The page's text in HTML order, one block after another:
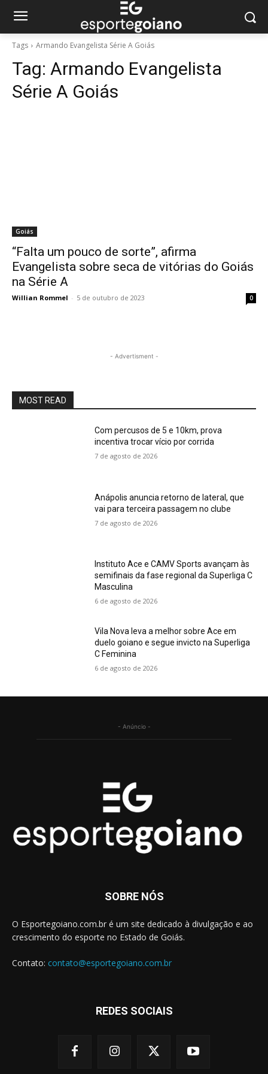
Tags Armando Evangelista Série A Goiás
Tag: Armando Evangelista
Série A Goiás
Goiás
“Falta um pouco de sorte”, afirma
Evangelista sobre seca de vitórias do Goiás
na Série A
Willian Rommel - 5 de outubro de 2023 0
- Advertisment -
MOST READ
Com percusos de 5 e 10km, prova
incentiva trocar vício por corrida
7 de agosto de 2026
Anápolis anuncia retorno de lateral, que
vai para terceira passagem no clube
7 de agosto de 2026
Instituto Ace e CAMV Sports avançam às
semifinais da fase regional da Superliga C
Masculina
6 de agosto de 2026
Vila Nova leva a melhor sobre Ace em
duelo goiano e segue invicto na Superliga
C Feminina
6 de agosto de 2026
- Anúncio -
SOBRE NÓS
O Esportegoiano.com.br é um site dedicado à divulgação e ao
crescimento do esporte no Estado de Goiás.
Contato: contato@esportegoiano.com.br
REDES SOCIAIS